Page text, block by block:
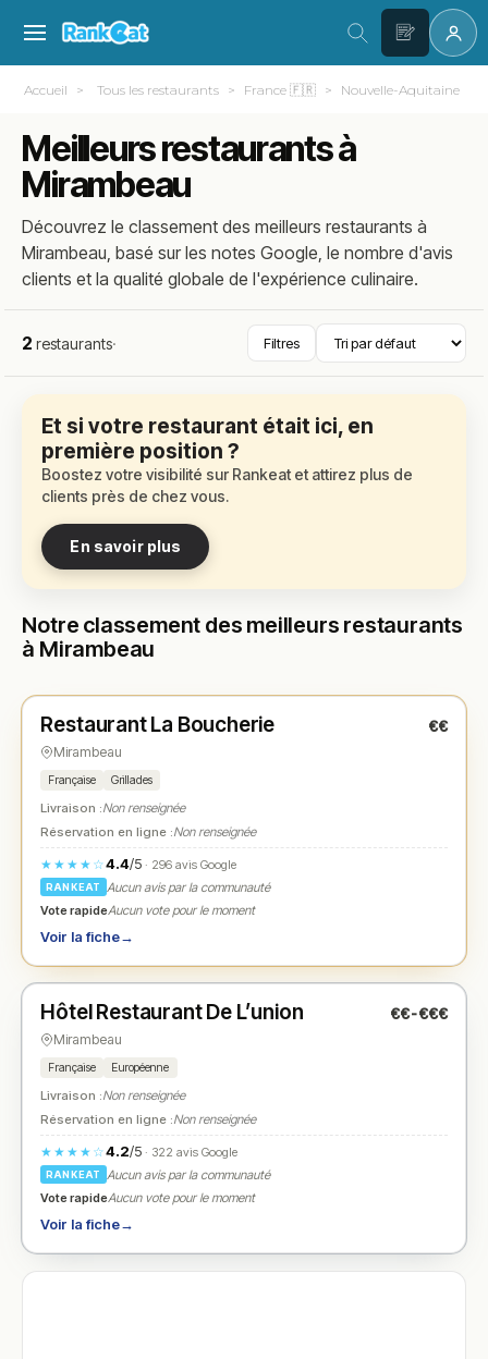
Accueil Tous les restaurants France 🇫🇷 Nouvelle-Aquitaine
Meilleurs restaurants à
Mirambeau
Découvrez le classement des meilleurs restaurants à
Mirambeau, basé sur les notes Google, le nombre d'avis
clients et la qualité globale de l'expérience culinaire.
2 restaurants· Filtres
Et si votre restaurant était ici, en
première position ?
Boostez votre visibilité sur Rankeat et attirez plus de
clients près de chez vous.
En savoir plus
Notre classement des meilleurs restaurants
à Mirambeau
★ N° 1
Restaurant La Boucherie €€
Mirambeau
Française Grillades
Livraison :Non renseignée
Réservation en ligne :Non renseignée
★★★★☆4.4/5· 296 avis Google
RANKEAT
Aucun avis par la communauté
Vote rapideAucun vote pour le moment
Voir la fiche→
★ N° 2
Hôtel Restaurant De L’union €€-€€€
Mirambeau
Française Européenne
Livraison :Non renseignée
Réservation en ligne :Non renseignée
★★★★☆4.2/5· 322 avis Google
RANKEAT
Aucun avis par la communauté
Vote rapideAucun vote pour le moment
Voir la fiche→